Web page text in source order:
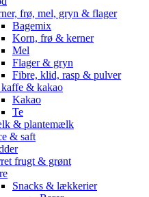
frø, mel, gryn & flager
Bagemix
Korn, frø & kerner
Mel
Flager & gryn
Fibre, klid, rasp & pulver
kaffe & kakao
Kakao
Te
& plantemælk
& saft
frugt & grønt
Snacks & lækkerier